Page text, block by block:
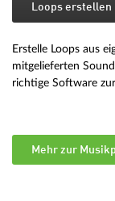
Loops erstellen
Erstelle Loops aus
mitgelieferten
richtige Software
Mehr zur